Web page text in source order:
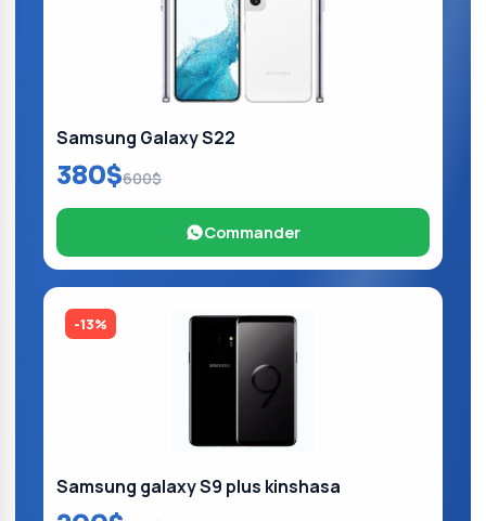
Samsung Galaxy S22
380$600$
Commander
-13%
Samsung galaxy S9 plus kinshasa